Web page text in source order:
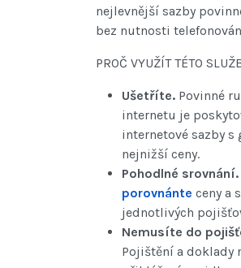
nejlevnější sazby
bez nutnosti
PROČ VYUŽÍT TÉTO
Ušetříte. Povinné
internetu je
internetové sazby s
nejnižší ceny.
Pohodlné srovnání.
porovnánte ceny a
jednotlivých
Nemusíte do
Pojištění a doklady